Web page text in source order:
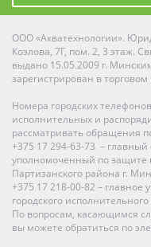
ООО «Акватехнологии».
Козлова, 7Г, пом. 2, 3 этаж.
выдано 15.05.2009 г.
зарегистрирован в
Номера городских
исполнительных и
рассматривать обращения
+375 17 294-63-73 – главный
уполномоченный по защите
Партизанского района г.
+375 17 218-00-82 – главное
городского
По вопросам, касающимся
вы можете обратиться по